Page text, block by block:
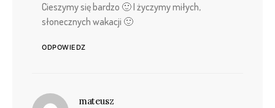
Cieszymy się bardzo 🙂 I życzymy miłych,
słonecznych wakacji 🙂
ODPOWIEDZ
mateusz